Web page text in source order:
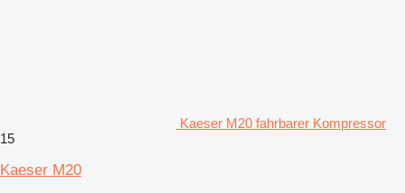
Kaeser M20 fahrbarer Kompressor
15
Kaeser M20